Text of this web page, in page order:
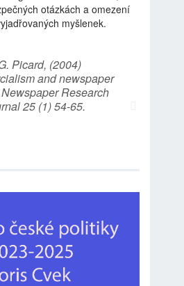
otázkách a omezení
myšlenek.
Picard, (2004)
and newspaper
Research
25 (1) 54-65.